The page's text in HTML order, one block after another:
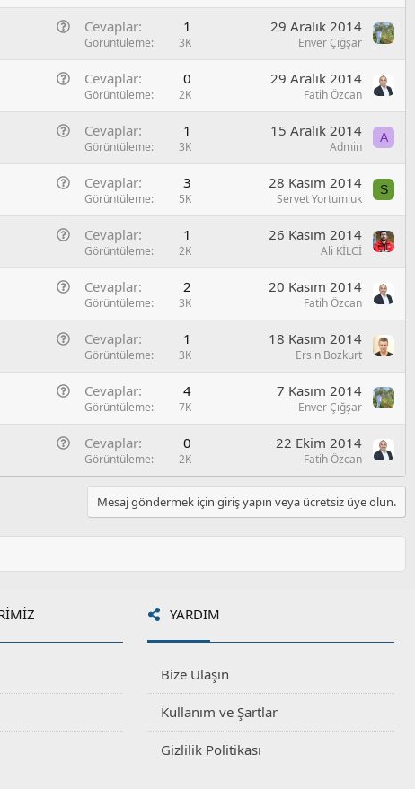
r
S
r
n
e
S
r
G
n
e
S
r
Cevaplar 1
Görüntüleme 3K
29 Aralık 2014
Enver Çığşar
G
n
e
S
r
Cevaplar 0
Görüntüleme 2K
29 Aralık 2014
Fatih Özcan
G
n
e
S
r
Cevaplar 1
Görüntüleme 3K
15 Aralık 2014
Admin
A
G
n
e
S
r
Cevaplar 3
Görüntüleme 5K
28 Kasım 2014
Servet Yortumluk
S
G
n
e
S
r
Cevaplar 1
Görüntüleme 2K
26 Kasım 2014
Ali KİLCİ
G
n
e
S
r
Cevaplar 2
Görüntüleme 3K
20 Kasım 2014
Fatih Özcan
G
n
e
S
Cevaplar 1
Görüntüleme 3K
18 Kasım 2014
Ersin Bozkurt
G
n
e
r
Cevaplar 4
Görüntüleme 7K
7 Kasım 2014
Enver Çığşar
G
n
/
o
Cevaplar 0
Görüntüleme 2K
22 Ekim 2014
Fatih Özcan
Mesaj göndermek için giriş yapın veya ücretsiz üye olun.
YARDIM
Bize Ulaşın
Kullanım ve Şartlar
Gizlilik Politikası